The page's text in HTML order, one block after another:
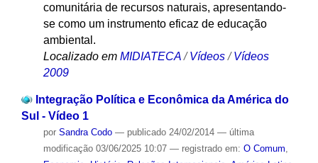
comunitária de recursos naturais, apresentando-
se como um instrumento eficaz de educação
ambiental.
Localizado em MIDIATECA /Vídeos /Vídeos
2009
Integração Política e Econômica da América do
Sul - Vídeo 1
por Sandra Codo — publicado24/02/2014 — última
modificação03/06/2025 10:07 — registrado em: O Comum,